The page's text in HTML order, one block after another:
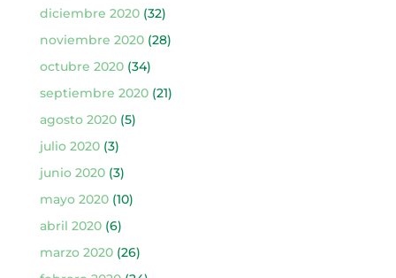
diciembre 2020(32)
noviembre 2020(28)
octubre 2020(34)
septiembre 2020(21)
agosto 2020(5)
julio 2020(3)
junio 2020(3)
mayo 2020(10)
abril 2020(6)
marzo 2020(26)